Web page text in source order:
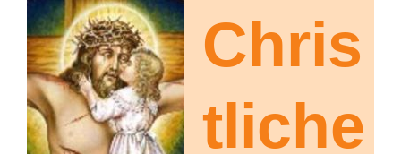
Chris
tliche